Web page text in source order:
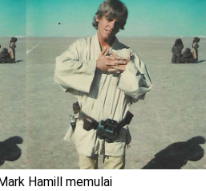
Hamill memulai